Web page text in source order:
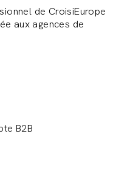
de CroisiEurope
aux agences de
B2B